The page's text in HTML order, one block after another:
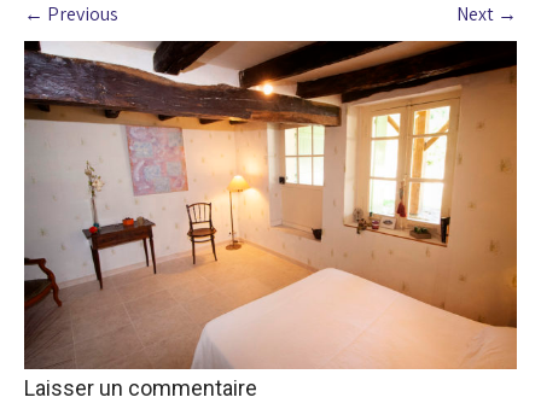
← Previous Next →
Laisser un commentaire